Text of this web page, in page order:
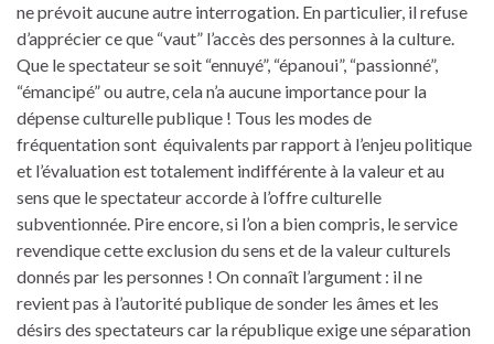
ne prévoit aucune autre interrogation. En particulier, il refuse
d’apprécier ce que “vaut” l’accès des personnes à la culture.
Que le spectateur se soit “ennuyé”, “épanoui”, “passionné”,
“émancipé” ou autre, cela n’a aucune importance pour la
dépense culturelle publique ! Tous les modes de
fréquentation sont équivalents par rapport à l’enjeu politique
et l’évaluation est totalement indifférente à la valeur et au
sens que le spectateur accorde à l’offre culturelle
subventionnée. Pire encore, si l’on a bien compris, le service
revendique cette exclusion du sens et de la valeur culturels
donnés par les personnes ! On connaît l’argument : il ne
revient pas à l’autorité publique de sonder les âmes et les
désirs des spectateurs car la république exige une séparation